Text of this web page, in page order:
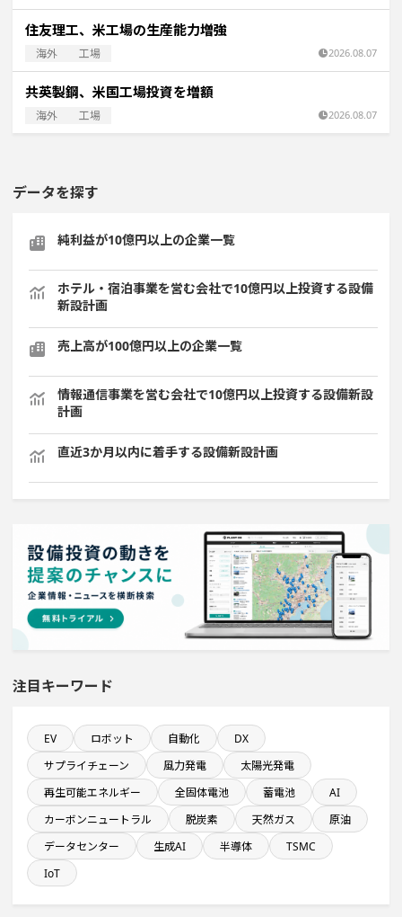
住友理工、米工場の生産能力増強
海外 工場 2026.08.07
共英製鋼、米国工場投資を増額
海外 工場 2026.08.07
データを探す
純利益が10億円以上の企業一覧
ホテル・宿泊事業を営む会社で10億円以上投資する設備
新設計画
売上高が100億円以上の企業一覧
情報通信事業を営む会社で10億円以上投資する設備新設
計画
直近3か月以内に着手する設備新設計画
来月稼働プロジェクト
金融・保険事業を営む会社で10億円以上投資する設備新
設計画
従業員数10名以上の閉鎖プロジェクト
平均臨時雇用人員数が100人以上の企業一覧
来月完成プロジェクト
注目キーワード
EV ロボット 自動化
DX
サプライチェーン
風力発電
太陽光発電
再生可能エネルギー
全固体電池 蓄電池
AI
カーボンニュートラル
脱炭素 天然ガス
原油
データセンター
生成AI 半導体
TSMC
IoT